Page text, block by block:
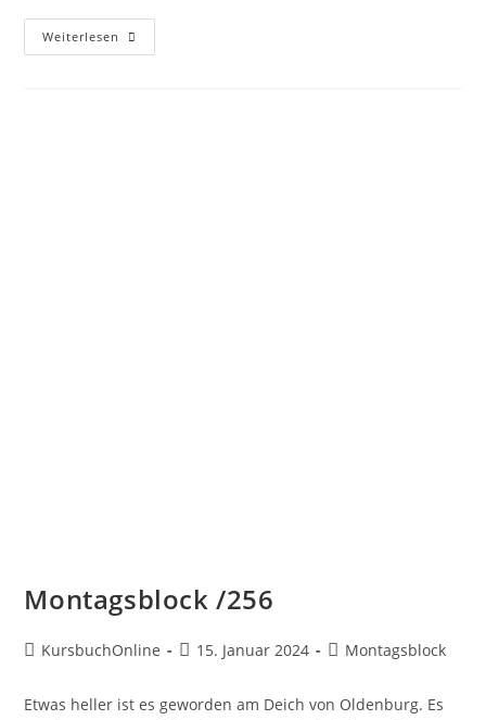
Weiterlesen
Montagsblock /256
KursbuchOnline 15. Januar 2024 Montagsblock
Etwas heller ist es geworden am Deich von Oldenburg. Es